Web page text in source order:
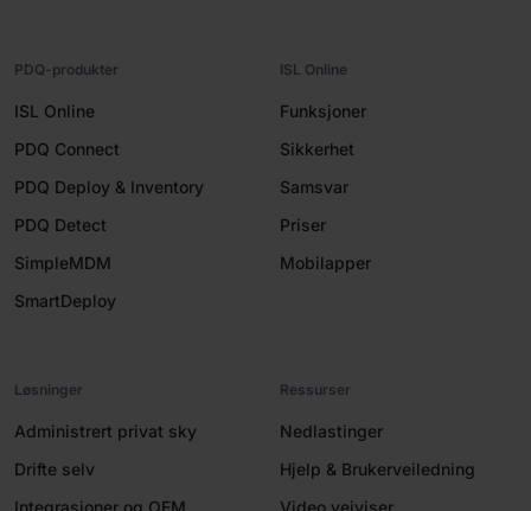
PDQ-produkter
ISL Online
PDQ Connect
PDQ Deploy & Inventory
PDQ Detect
SimpleMDM
SmartDeploy
ISL Online
Funksjoner
Sikkerhet
Samsvar
Priser
Mobilapper
Løsninger
Administrert privat sky
Drifte selv
Integrasjoner og OEM
Ressurser
Nedlastinger
Hjelp & Brukerveiledning
Video veiviser